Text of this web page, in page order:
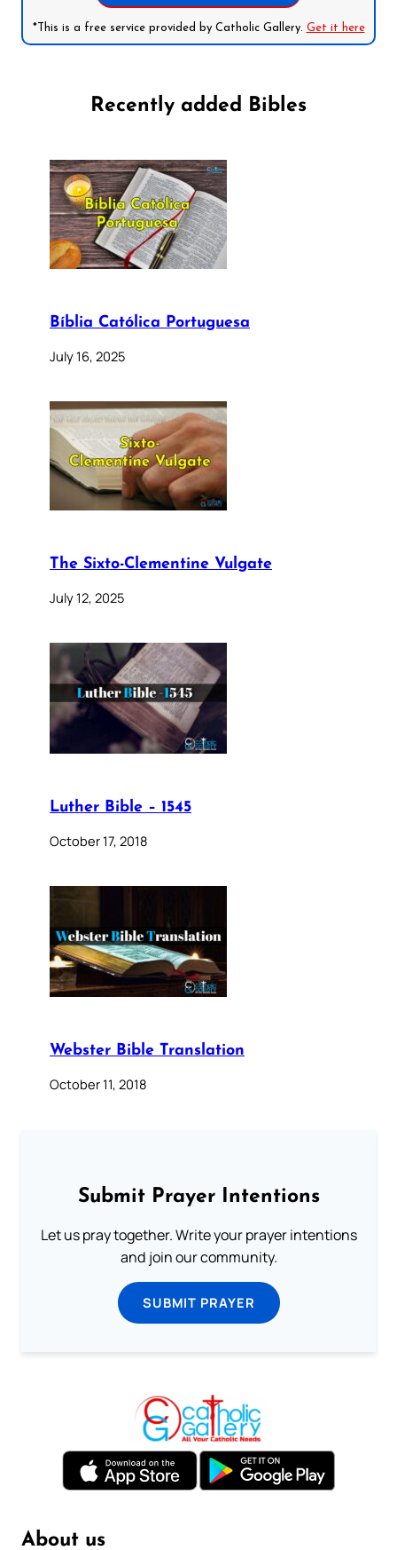
*This is a free service provided by Catholic Gallery. Get it here
Recently added Bibles
Bíblia Católica Portuguesa
July 16, 2025
The Sixto-Clementine Vulgate
July 12, 2025
Luther Bible – 1545
October 17, 2018
Webster Bible Translation
October 11, 2018
Submit Prayer Intentions
Let us pray together. Write your prayer intentions
and join our community.
SUBMIT PRAYER
About us